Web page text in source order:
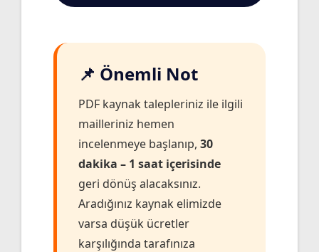
📌 Önemli Not
PDF kaynak talepleriniz ile ilgili
mailleriniz hemen
incelenmeye başlanıp, 30
dakika – 1 saat içerisinde
geri dönüş alacaksınız.
Aradığınız kaynak elimizde
varsa düşük ücretler
karşılığında tarafınıza